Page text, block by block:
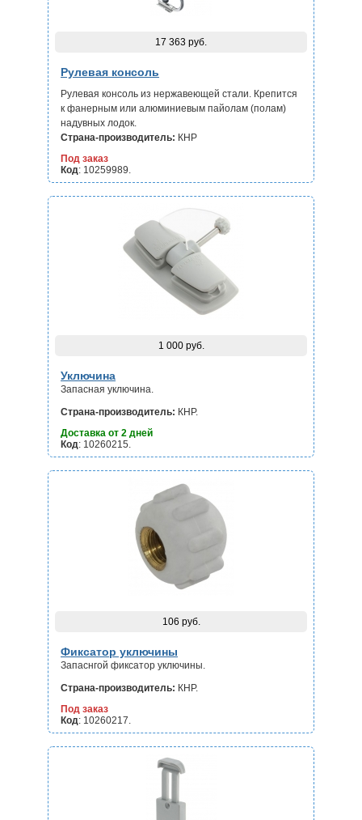
Рулевая консоль
Рулевая консоль из нержавеющей стали. Крепится
к фанерным или алюминиевым пайолам (полам)
надувных лодок.
Страна-производитель: КНР
Под заказ
Код: 10259989.
17 363 руб.
Уключина
Запасная уключина.
Страна-производитель: КНР.
Доставка от 2 дней
Код: 10260215.
1 000 руб.
Фиксатор уключины
Запаснгой фиксатор уключины.
Страна-производитель: КНР.
Под заказ
Код: 10260217.
106 руб.